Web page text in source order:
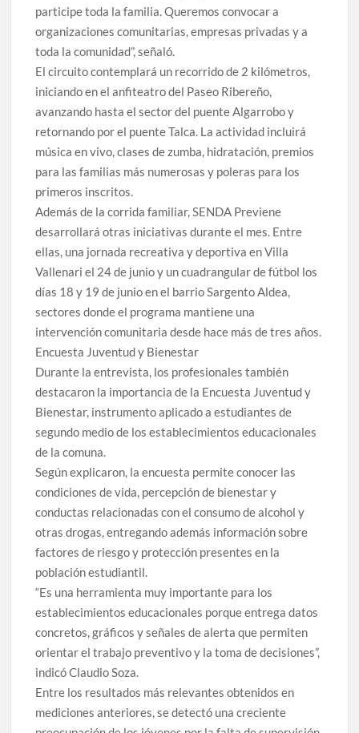
participe toda la familia. Queremos convocar a
organizaciones comunitarias, empresas privadas y a
toda la comunidad”, señaló.
El circuito contemplará un recorrido de 2 kilómetros,
iniciando en el anfiteatro del Paseo Ribereño,
avanzando hasta el sector del puente Algarrobo y
retornando por el puente Talca. La actividad incluirá
música en vivo, clases de zumba, hidratación, premios
para las familias más numerosas y poleras para los
primeros inscritos.
Además de la corrida familiar, SENDA Previene
desarrollará otras iniciativas durante el mes. Entre
ellas, una jornada recreativa y deportiva en Villa
Vallenari el 24 de junio y un cuadrangular de fútbol los
días 18 y 19 de junio en el barrio Sargento Aldea,
sectores donde el programa mantiene una
intervención comunitaria desde hace más de tres años.
Encuesta Juventud y Bienestar
Durante la entrevista, los profesionales también
destacaron la importancia de la Encuesta Juventud y
Bienestar, instrumento aplicado a estudiantes de
segundo medio de los establecimientos educacionales
de la comuna.
Según explicaron, la encuesta permite conocer las
condiciones de vida, percepción de bienestar y
conductas relacionadas con el consumo de alcohol y
otras drogas, entregando además información sobre
factores de riesgo y protección presentes en la
población estudiantil.
“Es una herramienta muy importante para los
establecimientos educacionales porque entrega datos
concretos, gráficos y señales de alerta que permiten
orientar el trabajo preventivo y la toma de decisiones”,
indicó Claudio Soza.
Entre los resultados más relevantes obtenidos en
mediciones anteriores, se detectó una creciente